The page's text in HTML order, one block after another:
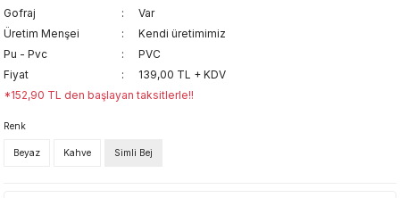
Gofraj
Var
Üretim Menşei
Kendi üretimimiz
Pu - Pvc
PVC
Fiyat
139,00 TL + KDV
*152,90 TL den başlayan taksitlerle!!
Renk
Beyaz Kahve Simli Bej